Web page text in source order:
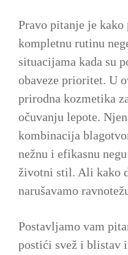
Pravo pitanje je kako
kompletnu rutinu
situacijama kada su
obaveze prioritet. U
prirodna kozmetika
očuvanju lepote.
kombinacija
nežnu i efikasnu
životni stil. Ali kako
narušavamo
Postavljamo vam
postići svež i blistav